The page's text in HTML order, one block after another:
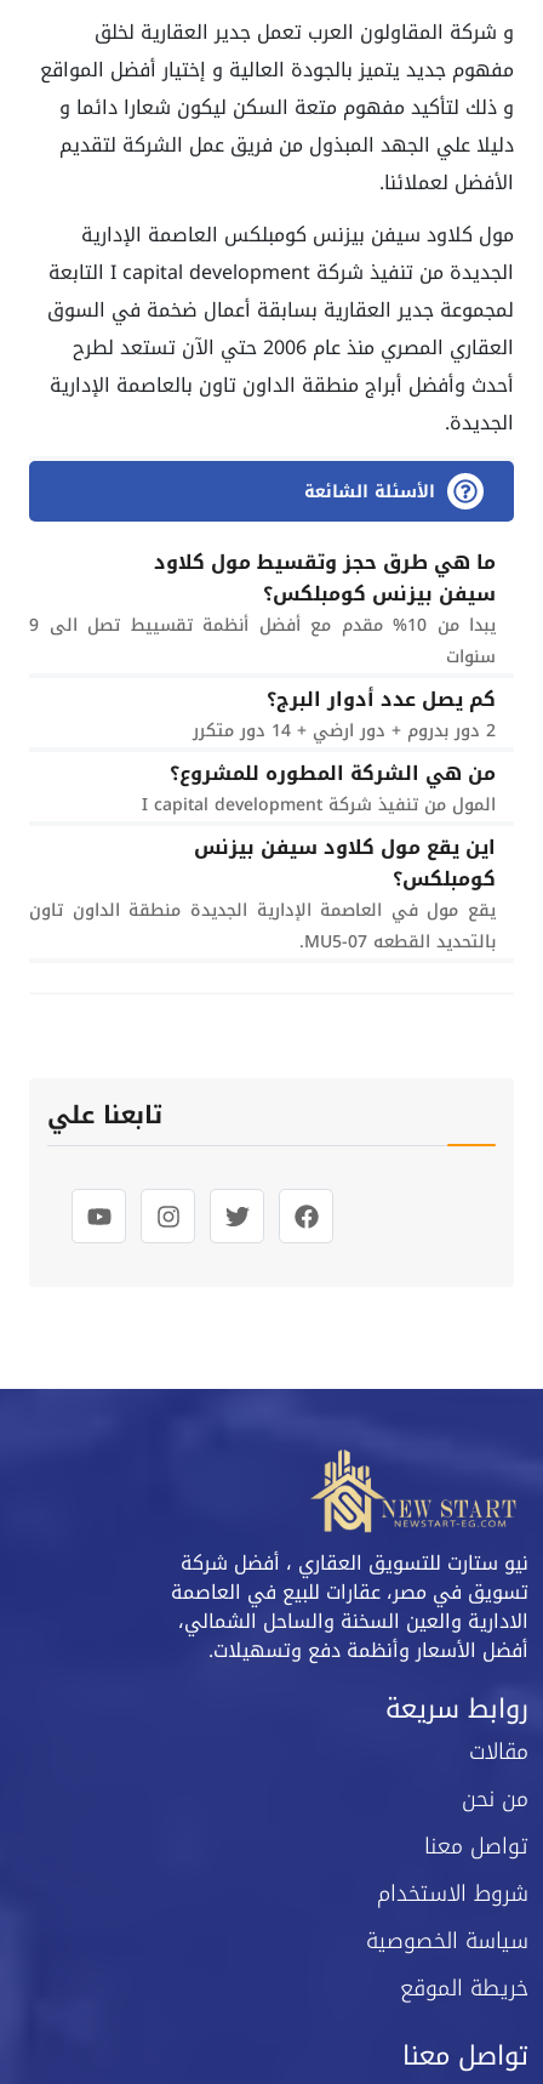
و شركة المقاولون العرب تعمل جدير العقارية لخلق
مفهوم جديد يتميز بالجودة العالية و إختيار أفضل المواقع
و ذلك لتأكيد مفهوم متعة السكن ليكون شعارا دائما و
دليلا علي الجهد المبذول من فريق عمل الشركة لتقديم
الأفضل لعملائنا.
مول كلاود سيفن بيزنس كومبلكس العاصمة الإدارية
الجديدة من تنفيذ شركة I capital development التابعة
لمجموعة جدير العقارية بسابقة أعمال ضخمة في السوق
العقاري المصري منذ عام 2006 حتي الآن تستعد لطرح
أحدث وأفضل أبراج منطقة الداون تاون بالعاصمة الإدارية
الجديدة.
الأسئلة الشائعة
ما هي طرق حجز وتقسيط مول كلاود
سيفن بيزنس كومبلكس؟
يبدا من 10% مقدم مع أفضل أنظمة تقسييط تصل الى 9
سنوات
كم يصل عدد أدوار البرج؟
2 دور بدروم + دور ارضي + 14 دور متكرر
من هي الشركة المطوره للمشروع؟
المول من تنفيذ شركة I capital development
اين يقع مول كلاود سيفن بيزنس
كومبلكس؟
يقع مول في العاصمة الإدارية الجديدة منطقة الداون تاون
بالتحديد القطعه MU5-07.
تابعنا علي
نيو ستارت للتسويق العقاري ، أفضل شركة
تسويق في مصر، عقارات للبيع في العاصمة
الادارية والعين السخنة والساحل الشمالي،
أفضل الأسعار وأنظمة دفع وتسهيلات.
روابط سريعة
مقالات
من نحن
تواصل معنا
شروط الاستخدام
سياسة الخصوصية
خريطة الموقع
تواصل معنا